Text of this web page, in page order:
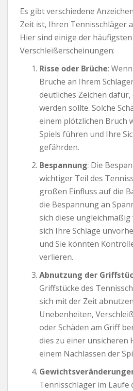
Es gibt verschiedene
Zeit ist, Ihren Tennisschläger
Hier sind einige der häufigsten
Verschleißerscheinungen:
Risse oder Brüche:
Brüche an Ihrem
deutliches Zeichen
werden sollte. Solche
einem plötzlichen Bruch
Spiels führen und Ihre
gefährden.
Bespannung: Die
wichtiger Teil des
großen Einfluss auf die
die Bespannung an
sich diese
sich Ihre Schläge
und Sie könnten
verlieren.
Abnutzung der
Griffstücke des
sich mit der Zeit
Unebenheiten,
oder Schäden am Griff
dies zu einer unsicheren
einem Nachlassen der
Tennisschläger im Laufe